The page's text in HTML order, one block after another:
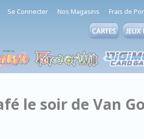
Se Connecter Nos Magasins Frais de
le soir de Van